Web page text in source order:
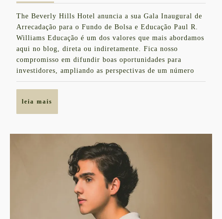
Hotel:
mais
do
que
um
investimento,
mudança!
de
2023
The Beverly Hills Hotel anuncia a sua Gala Inaugural de
Arrecadação para o Fundo de Bolsa e Educação Paul R.
Williams Educação é um dos valores que mais abordamos
aqui no blog, direta ou indiretamente. Fica nosso
compromisso em difundir boas oportunidades para
investidores, ampliando as perspectivas de um número
leia mais